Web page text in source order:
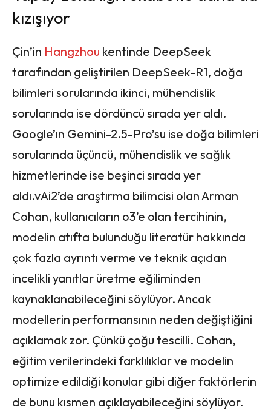
kızışıyor
Çin’in Hangzhou kentinde DeepSeek
tarafından geliştirilen DeepSeek-R1, doğa
bilimleri sorularında ikinci, mühendislik
sorularında ise dördüncü sırada yer aldı.
Google’ın Gemini-2.5-Pro’su ise doğa bilimleri
sorularında üçüncü, mühendislik ve sağlık
hizmetlerinde ise beşinci sırada yer
aldı.vAi2’de araştırma bilimcisi olan Arman
Cohan, kullanıcıların o3’e olan tercihinin,
modelin atıfta bulunduğu literatür hakkında
çok fazla ayrıntı verme ve teknik açıdan
incelikli yanıtlar üretme eğiliminden
kaynaklanabileceğini söylüyor. Ancak
modellerin performansının neden değiştiğini
açıklamak zor. Çünkü çoğu tescilli. Cohan,
eğitim verilerindeki farklılıklar ve modelin
optimize edildiği konular gibi diğer faktörlerin
de bunu kısmen açıklayabileceğini söylüyor.